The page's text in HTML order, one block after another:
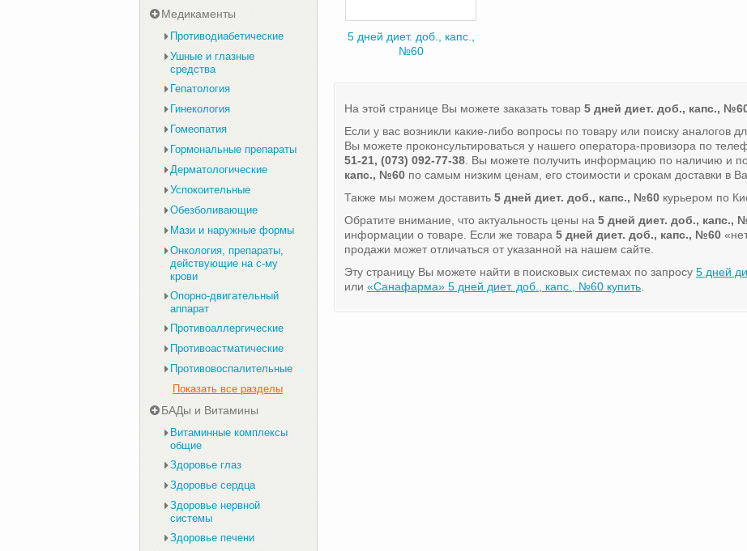
5 дней диет. доб., капс.,
№60
На этой странице Вы можете заказать товар 5 дней диет. доб., капс.,
Если у вас возникли какие-либо вопросы по товару или поиску аналогов
Вы можете проконсультироваться у нашего оператора-провизора по
51-21, (073) 092-77-38 . Вы можете получить информацию по наличию и
капс., №60 по самым низким ценам, его стоимости и срокам доставки в
Также мы можем доставить 5 дней диет. доб., капс., №60 курьером по
Обратите внимание, что актуальность цены на 5 дней диет. доб., капс.,
информации о товаре. Если же товара 5 дней диет. доб., капс., №60
продажи может отличаться от указанной на нашем сайте.
Эту страницу Вы можете найти в поисковых системах по запросу 5 дней
или «Санафарма» 5 дней диет. доб., капс., №60 купить
Медикаменты
Противодиабетические
Ушные и глазные
средства
Гепатология
Гинекология
Гомеопатия
Гормональные препараты
Дерматологические
Успокоительные
Обезболивающие
Мази и наружные формы
Онкология, препараты,
действующие на с-му
крови
Опорно-двигательный
аппарат
Противоаллергические
Противоастматические
Противовоспалительные
Показать все разделы
БАДы и Витамины
Витаминные комплексы
общие
Здоровье глаз
Здоровье сердца
Здоровье нервной
системы
Здоровье печени